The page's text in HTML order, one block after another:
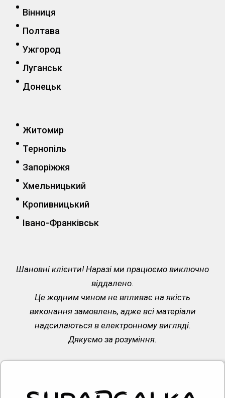
Вінниця
Полтава
Ужгород
Луганськ
Донецьк
Житомир
Тернопіль
Запоріжжя
Хмельницький
Кропивницький
Івано-Франківськ
Шановні клієнти! Наразі ми працюємо виключно
віддалено.
Це жодним чином не впливає на якість
виконання замовлень, адже всі матеріали
надсилаються в електронному вигляді.
Дякуємо за розуміння.